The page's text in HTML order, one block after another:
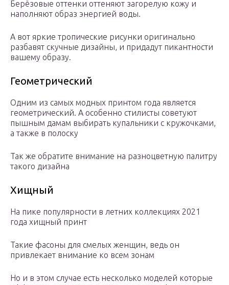
Берёзовые оттенки оттеняют загорелую кожу и
наполняют образ энергией воды.
А вот яркие тропические рисунки оригинально
разбавят скучные дизайны, и придадут пикантности
вашему образу.
Геометрический
Одним из самых модных принтом года является
геометрический. А особенно стилисты советуют
пышным дамам выбирать купальники с кружочками,
а также в полоску
Так же обратите внимание на разноцветную палитру
такого дизайна
Хищный
На пике популярности в летних коллекциях 2021
года хищный принт
Такие фасоны для смелых женщин, ведь он
привлекает внимание ко всем зонам
Но и в этом случае есть несколько моделей которые